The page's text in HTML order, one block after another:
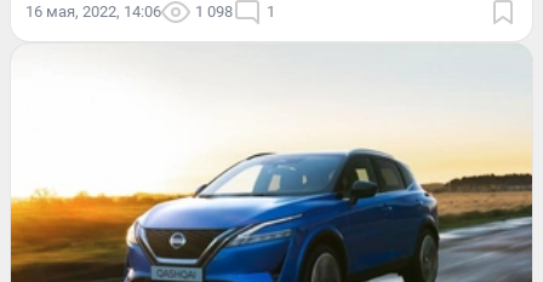
16 мая, 2022, 14:06 1 098 1